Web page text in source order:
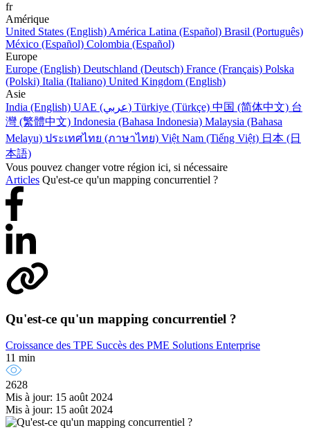
fr
Amérique
United States (English) América Latina (Español) Brasil (Português)
México (Español) Colombia (Español)
Europe
Europe (English) Deutschland (Deutsch) France (Français) Polska
(Polski) Italia (Italiano) United Kingdom (English)
Asie
India (English)
UAE (عربي) Türkiye (Türkçe) 中国 (简体中文) 台
灣 (繁體中文) Indonesia (Bahasa Indonesia) Malaysia (Bahasa
Melayu) ประเทศไทย (ภาษาไทย) Việt Nam (Tiếng Việt) 日本 (日
本語)
Vous pouvez changer votre région ici, si nécessaire
Articles Qu'est-ce qu'un mapping concurrentiel ?
Qu'est-ce qu'un mapping concurrentiel ?
Croissance des TPE Succès des PME Solutions Enterprise
11 min
2628
Mis à jour: 15 août 2024
Mis à jour: 15 août 2024